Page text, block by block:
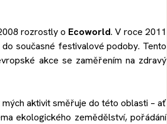
rozrostly o Ecoworld. V roce 2011
současné festivalové podoby. Tento
akce se zaměřením na zdravý
aktivit směřuje do této oblasti – ať
ekologického zemědělství, pořádání